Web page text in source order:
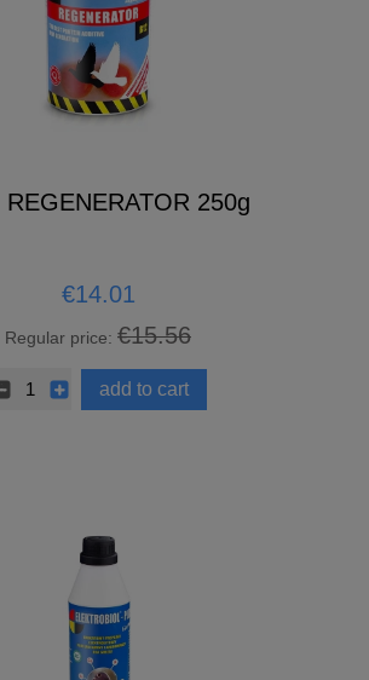
REGENERATOR 250g
€14.01
Regular price: €15.56
add to cart